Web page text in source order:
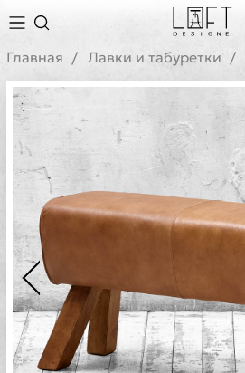
Главная Лавки и табуретки